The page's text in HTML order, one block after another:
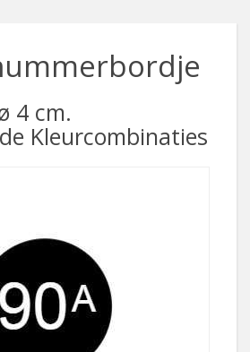
4 cm.
Kleurcombinaties